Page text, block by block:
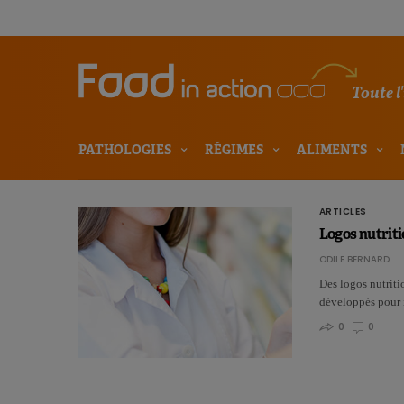
Toute
PATHOLOGIES RÉGIMES ALIMENTS
ARTICLES
Logos
ODILE BERNARD
Des logos
développés pour
0
0